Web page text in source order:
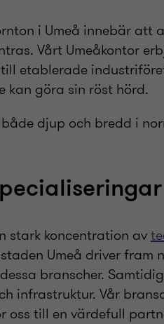
i Umeå innebär
Vårt Umeåkontor
etablerade
kan göra sin röst hörd.
djup och bredd i
stark koncentration av
Umeå driver
branscher.
infrastruktur. Vår
till en värdefull